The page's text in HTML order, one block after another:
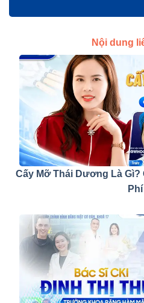
Nội dung
Cấy Mỡ Thái Dương Là Gì?
Phí